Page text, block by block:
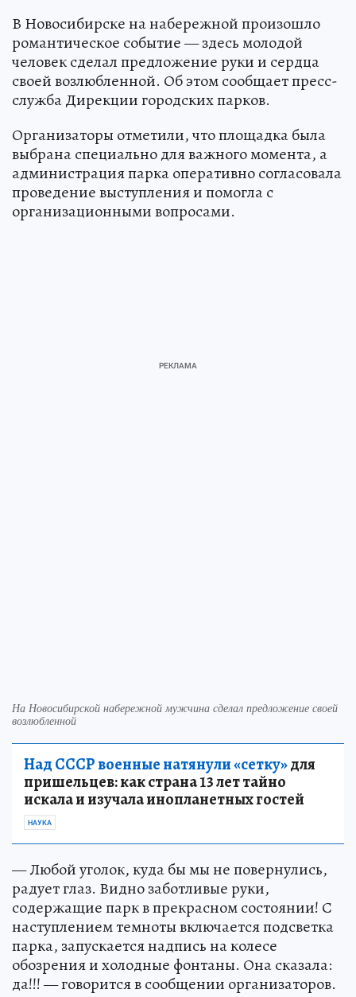
В Новосибирске на набережной произошло
романтическое событие — здесь молодой
человек сделал предложение руки и сердца
своей возлюбленной. Об этом сообщает пресс-
служба Дирекции городских парков.
Организаторы отметили, что площадка была
выбрана специально для важного момента, а
администрация парка оперативно согласовала
проведение выступления и помогла с
организационными вопросами.
На Новосибирской набережной мужчина сделал предложение своей
возлюбленной
Над СССР военные натянули «сетку»для
пришельцев: как страна 13 лет тайно
искала и изучала инопланетных гостей
НАУКА
— Любой уголок, куда бы мы не повернулись,
радует глаз. Видно заботливые руки,
содержащие парк в прекрасном состоянии! С
наступлением темноты включается подсветка
парка, запускается надпись на колесе
обозрения и холодные фонтаны. Она сказала:
да!!! — говорится в сообщении организаторов.